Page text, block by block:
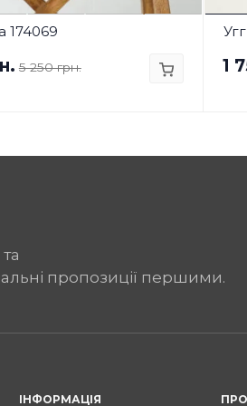
174069
5 250 грн. 1
пропозиції першими.
ІНФОРМАЦІЯ